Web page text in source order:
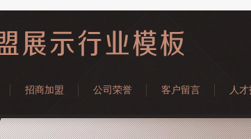
招商加盟 公司荣誉 客户留言 人